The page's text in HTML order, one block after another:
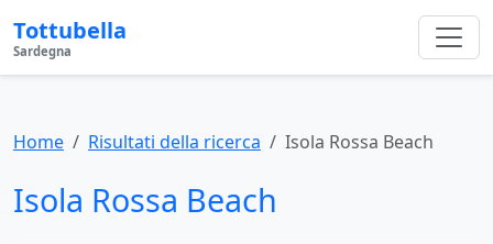
Tottubella
Sardegna
Home Risultati della ricerca Isola Rossa Beach
Isola Rossa Beach